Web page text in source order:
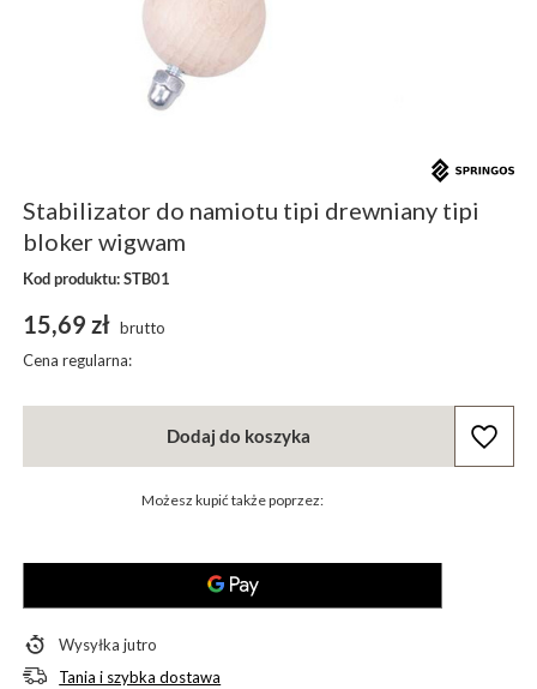
Stabilizator do namiotu tipi drewniany tipi
bloker wigwam
Kod produktu: STB01
15,69 zł brutto
Cena regularna:
Dodaj do koszyka
Możesz kupić także poprzez:
Wysyłkajutro
Tania i szybka dostawa